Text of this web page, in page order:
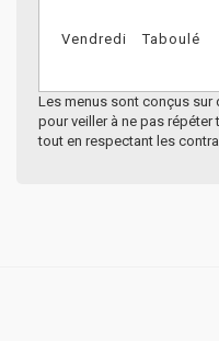
Vendredi Taboulé
Les menus sont conçus sur
pour veiller à ne pas
tout en respectant les